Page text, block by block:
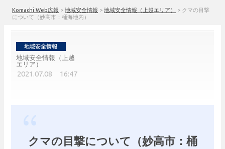
Komachi Web広報 > 地域安全情報 > 地域安全情報（上越エリア） > クマの目撃
について（妙高市：桶海地内）
地域安全情報（上越
エリア）
2021.07.08 16:47
クマの目撃について（妙高市：桶